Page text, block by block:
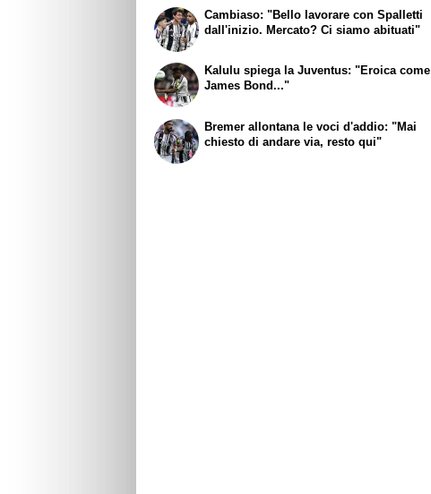
Cambiaso: "Bello lavorare con Spalletti
dall'inizio. Mercato? Ci siamo abituati"
Kalulu spiega la Juventus: "Eroica come
James Bond..."
Bremer allontana le voci d'addio: "Mai
chiesto di andare via, resto qui"